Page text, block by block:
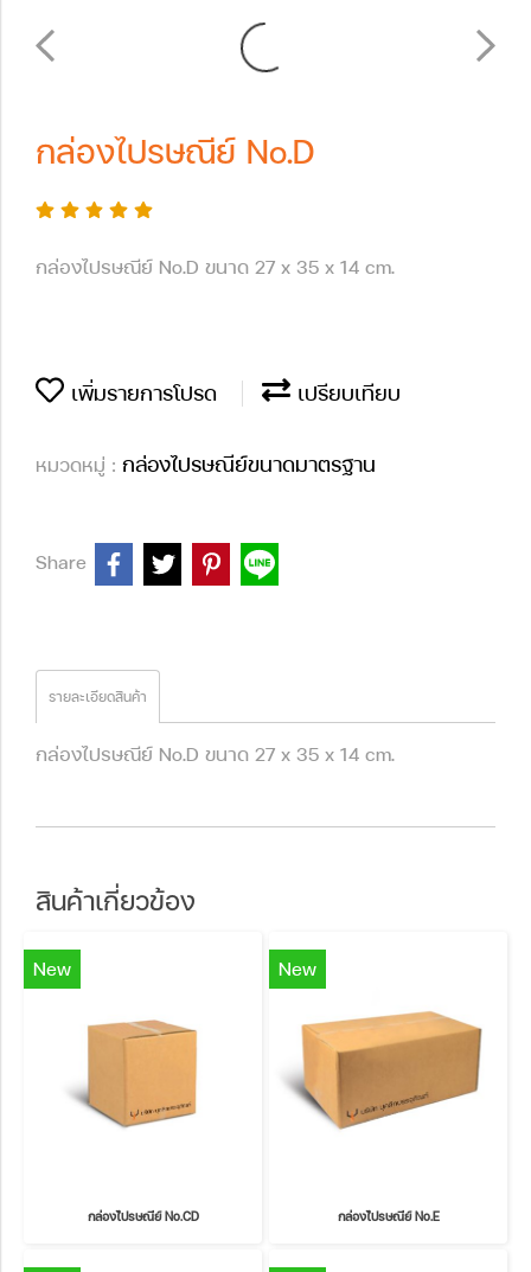
กล่องไปรษณีย์ No.D
กล่องไปรษณีย์ No.D ขนาด 27 x 35 x 14 cm.
เพิ่มรายการโปรด เปรียบเทียบ
หมวดหมู่ : กล่องไปรษณีย์ขนาดมาตรฐาน
Share
รายละเอียดสินค้า
กล่องไปรษณีย์ No.D ขนาด 27 x 35 x 14 cm.
สินค้าเกี่ยวข้อง
New
กล่องไปรษณีย์ No.CD
New
กล่องไปรษณีย์ No.E